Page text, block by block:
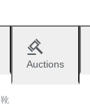
Auctions
靴